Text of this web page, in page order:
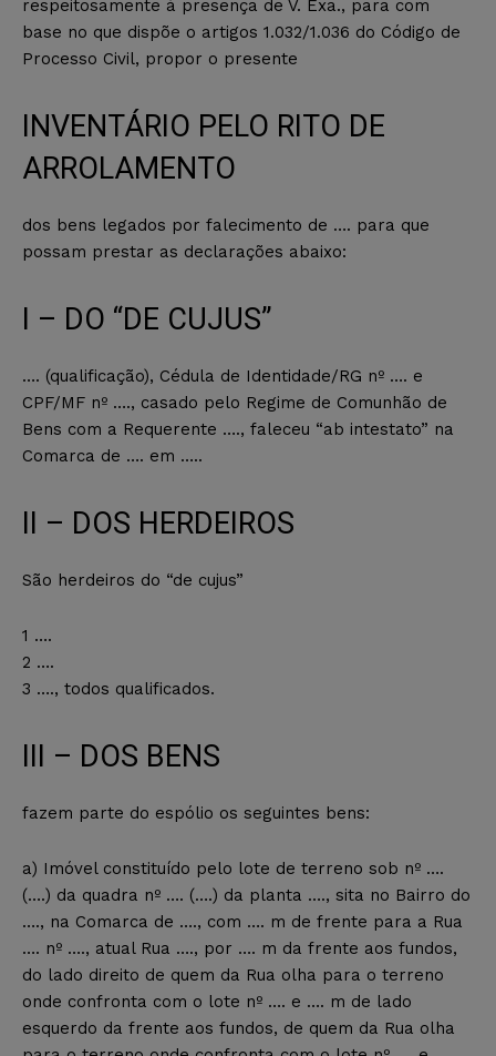
respeitosamente à presença de V. Exa., para com
base no que dispõe o artigos 1.032/1.036 do Código de
Processo Civil, propor o presente
INVENTÁRIO PELO RITO DE
ARROLAMENTO
dos bens legados por falecimento de …. para que
possam prestar as declarações abaixo:
I – DO “DE CUJUS”
…. (qualificação), Cédula de Identidade/RG nº …. e
CPF/MF nº …., casado pelo Regime de Comunhão de
Bens com a Requerente …., faleceu “ab intestato” na
Comarca de …. em …..
II – DOS HERDEIROS
São herdeiros do “de cujus”
1 ….
2 ….
3 …., todos qualificados.
III – DOS BENS
fazem parte do espólio os seguintes bens:
a) Imóvel constituído pelo lote de terreno sob nº ….
(….) da quadra nº …. (….) da planta …., sita no Bairro do
…., na Comarca de …., com …. m de frente para a Rua
…. nº …., atual Rua …., por …. m da frente aos fundos,
do lado direito de quem da Rua olha para o terreno
onde confronta com o lote nº …. e …. m de lado
esquerdo da frente aos fundos, de quem da Rua olha